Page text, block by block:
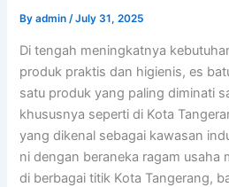
Byadmin/July 31, 2025
Di tengah meningkatnya
produk praktis dan higienis, es
satu produk yang paling diminati
khususnya seperti di Kota
yang dikenal sebagai kawasan
ni dengan beraneka ragam usaha
di berbagai titik Kota Tangerang,